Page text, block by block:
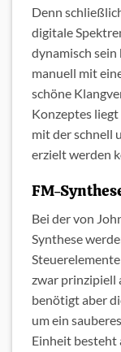
Denn
digitale
dynamisch
manuell mit
schöne
Konzeptes
mit der schnell
erzielt werden
FM-
Bei der von
Synthese
zwar prinzipiell
benötigt aber
um ein
Einheit besteht